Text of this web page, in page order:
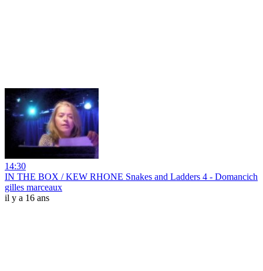
14:30
IN THE BOX / KEW RHONE Snakes and Ladders 4 - Domancich
gilles marceaux
il y a 16 ans